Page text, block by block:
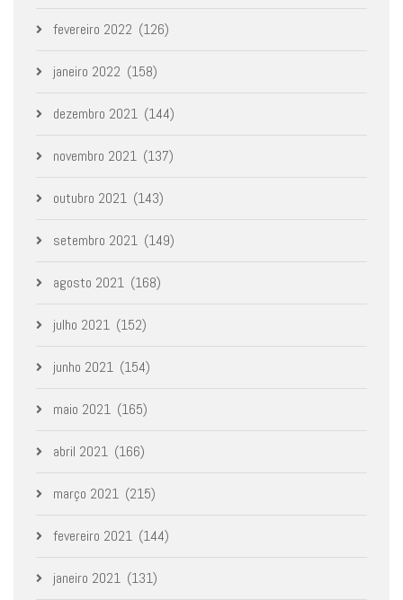
fevereiro 2022 (126)
janeiro 2022 (158)
dezembro 2021 (144)
novembro 2021 (137)
outubro 2021 (143)
setembro 2021 (149)
agosto 2021 (168)
julho 2021 (152)
junho 2021 (154)
maio 2021 (165)
abril 2021 (166)
março 2021 (215)
fevereiro 2021 (144)
janeiro 2021 (131)